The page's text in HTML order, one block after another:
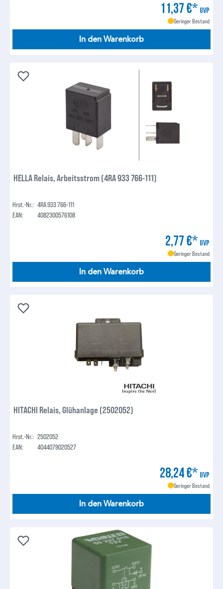
11,37 €* UVP
Geringer Bestand
In den Warenkorb
HELLA Relais, Arbeitsstrom (4RA 933 766-111)
Hrst.-Nr.: 4RA 933 766-111
EAN:
4082300576108
2,77 €* UVP
Geringer Bestand
In den Warenkorb
HITACHI Relais, Glühanlage (2502052)
Hrst.-Nr.: 2502052
EAN:
4044079020527
28,24 €* UVP
Geringer Bestand
In den Warenkorb